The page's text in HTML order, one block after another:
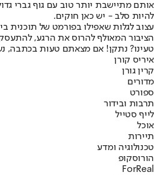
אותם מתיישבת יותר טוב עם גוף גברי
להיות סלב - יש כאן חוקים.
עצוב לגלות שאפילו בפורמט של תוכנית
הציבור המאולף להרוס את הרגע,
טעינו? נתקן! אם מצאתם טעות בכתבה,
איריס קורן
קרין גורן
מדורים
ספורט
תרבות ובידור
לייף סטייל
אוכל
תיירות
טכנולוגיה ומדע
הורוסקופ
ForReal